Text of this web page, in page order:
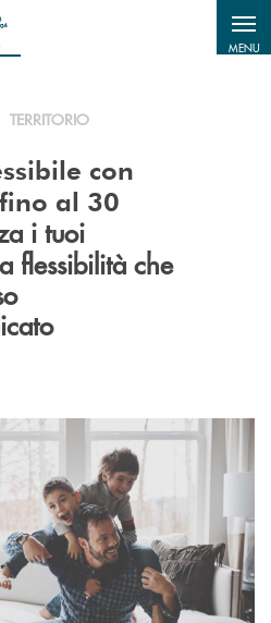
MENU
TERRITORIO
con
fino al 30
i tuoi
flessibilità che